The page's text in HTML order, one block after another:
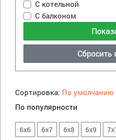
С котельной
С балконом
Сбросить
Сортировка: По умолчанию
По популярности
6х6 6х7 6х8 6х9